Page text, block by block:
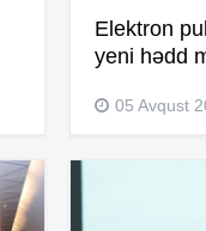
Elektron
yeni hədd
05 Avqust